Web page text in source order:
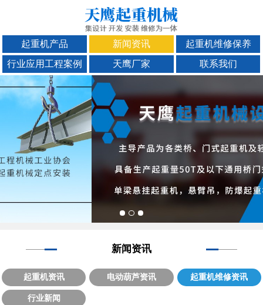
起重机产品 新闻资讯 起重机维修保养
行业应用工程案例 天鹰厂家 联系我们
新闻资讯
起重机资讯 电动葫芦资讯 起重机维修资讯
行业新闻